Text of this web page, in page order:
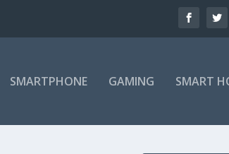
SMARTPHONE GAMING SMART